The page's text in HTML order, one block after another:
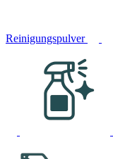
Reinigungspulver